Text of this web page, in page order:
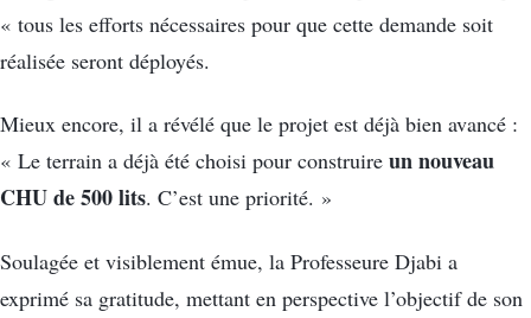
« tous les efforts nécessaires pour que cette demande soit
réalisée seront déployés.
Mieux encore, il a révélé que le projet est déjà bien avancé :
« Le terrain a déjà été choisi pour construire un nouveau
CHU de 500 lits. C’est une priorité. »
Soulagée et visiblement émue, la Professeure Djabi a
exprimé sa gratitude, mettant en perspective l’objectif de son